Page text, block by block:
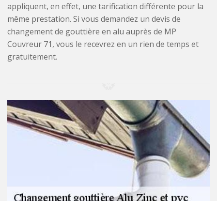
appliquent, en effet, une tarification différente pour la
même prestation. Si vous demandez un devis de
changement de gouttière en alu auprès de MP
Couvreur 71, vous le recevrez en un rien de temps et
gratuitement.